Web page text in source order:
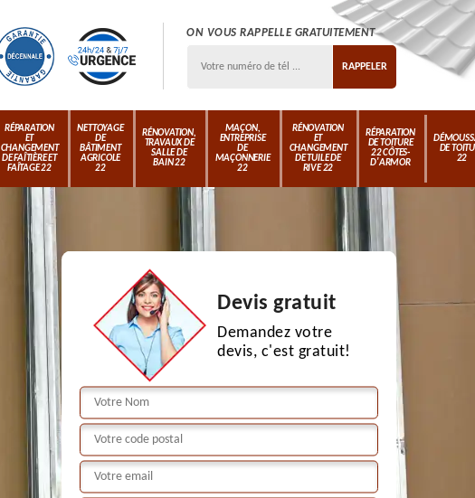
ON VOUS RAPPELLE GRATUITEMENT
RÉPARATION
ET
CHANGEMENT
DE FAÎTIÈRE ET
FAÎTAGE 22
NETTOYAGE
DE
BÂTIMENT
AGRICOLE
22
RÉNOVATION,
TRAVAUX DE
SALLE DE
BAIN 22
MAÇON,
ENTREPRISE
DE
MAÇONNERIE
22
RÉNOVATION
ET
CHANGEMENT
DE TUILE DE
RIVE 22
RÉPARATION
DE TOITURE
22 CÔTES-
D'ARMOR
DE
22
Devis gratuit
Demandez votre
devis, c'est gratuit!